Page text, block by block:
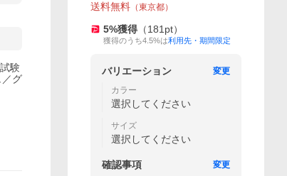
験
／グ
送料無料 （東京都）
5%獲得 （181 pt）
獲得のうち4.5%は利用先・期間限定
バリエーション
変更
カラー
選択してください
サイズ
選択してください
確認事項
変更